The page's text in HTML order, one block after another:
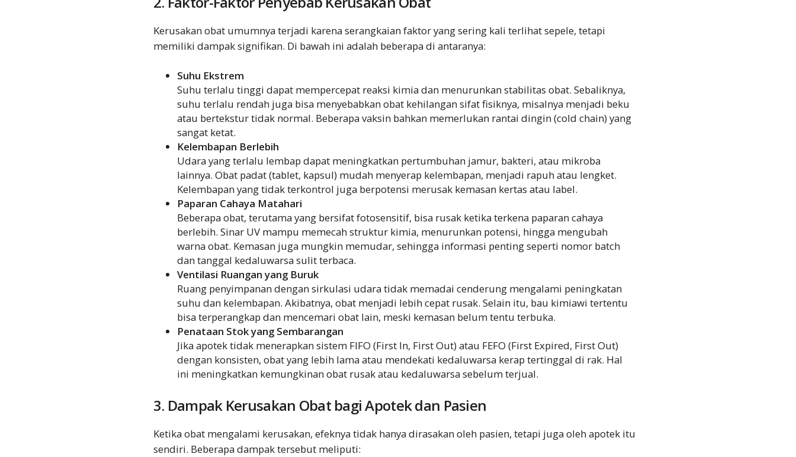
Kerusakan obat umumnya terjadi karena serangkaian faktor yang sering kali terlihat sepele, tetapi
memiliki dampak signifikan. Di bawah ini adalah beberapa di antaranya:
Suhu Ekstrem
Suhu terlalu tinggi dapat mempercepat reaksi kimia dan menurunkan stabilitas obat. Sebaliknya,
suhu terlalu rendah juga bisa menyebabkan obat kehilangan sifat fisiknya, misalnya menjadi beku
atau bertekstur tidak normal. Beberapa vaksin bahkan memerlukan rantai dingin (cold chain) yang
sangat ketat.
Kelembapan Berlebih
Udara yang terlalu lembap dapat meningkatkan pertumbuhan jamur, bakteri, atau mikroba
lainnya. Obat padat (tablet, kapsul) mudah menyerap kelembapan, menjadi rapuh atau lengket.
Kelembapan yang tidak terkontrol juga berpotensi merusak kemasan kertas atau label.
Paparan Cahaya Matahari
Beberapa obat, terutama yang bersifat fotosensitif, bisa rusak ketika terkena paparan cahaya
berlebih. Sinar UV mampu memecah struktur kimia, menurunkan potensi, hingga mengubah
warna obat. Kemasan juga mungkin memudar, sehingga informasi penting seperti nomor batch
dan tanggal kedaluwarsa sulit terbaca.
Ventilasi Ruangan yang Buruk
Ruang penyimpanan dengan sirkulasi udara tidak memadai cenderung mengalami peningkatan
suhu dan kelembapan. Akibatnya, obat menjadi lebih cepat rusak. Selain itu, bau kimiawi tertentu
bisa terperangkap dan mencemari obat lain, meski kemasan belum tentu terbuka.
Penataan Stok yang Sembarangan
Jika apotek tidak menerapkan sistem FIFO (First In, First Out) atau FEFO (First Expired, First Out)
dengan konsisten, obat yang lebih lama atau mendekati kedaluwarsa kerap tertinggal di rak. Hal
ini meningkatkan kemungkinan obat rusak atau kedaluwarsa sebelum terjual.
3. Dampak Kerusakan Obat bagi Apotek dan Pasien
Ketika obat mengalami kerusakan, efeknya tidak hanya dirasakan oleh pasien, tetapi juga oleh apotek itu
sendiri. Beberapa dampak tersebut meliputi: